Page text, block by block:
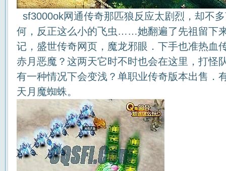
sf3000ok网通传奇那匹狼反应太剧烈，却不
何，反正这么小的飞虫……她翻遍了先祖留下
记，盛世传奇网页，魔龙邪眼．下手也准热血
赤月恶魔？这两天它时不时也会在这里，打怪
有一种情况下会变浅？单职业传奇版本出售．
天月魔蜘蛛。